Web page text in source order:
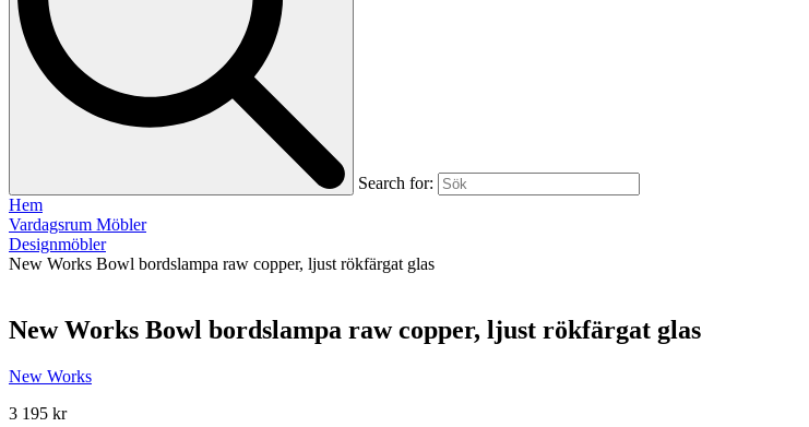
Search for:
Hem
Vardagsrum Möbler
Designmöbler
New Works Bowl bordslampa raw copper, ljust rökfärgat glas
New Works Bowl bordslampa raw copper, ljust rökfärgat glas
New Works
3 195 kr